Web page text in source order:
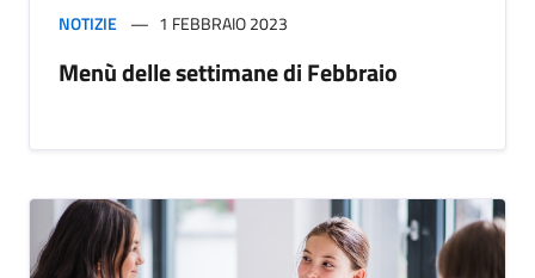
NOTIZIE 1 FEBBRAIO 2023
Menù delle settimane di Febbraio